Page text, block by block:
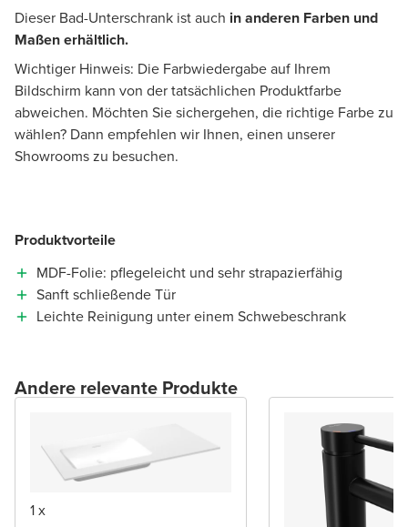
Dieser Bad-Unterschrank ist auch in anderen Farben und
Maßen erhältlich.
Wichtiger Hinweis: Die Farbwiedergabe auf Ihrem
Bildschirm kann von der tatsächlichen Produktfarbe
abweichen. Möchten Sie sichergehen, die richtige Farbe zu
wählen? Dann empfehlen wir Ihnen, einen unserer
Showrooms zu besuchen.
Produktvorteile
MDF-Folie: pflegeleicht und sehr strapazierfähig
Sanft schließende Tür
Leichte Reinigung unter einem Schwebeschrank
Andere relevante Produkte
1 x